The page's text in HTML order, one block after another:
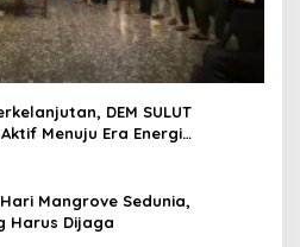
DEM SULUT
Menuju Era Energi
Utara
Mangrove Sedunia,
Harus Dijaga